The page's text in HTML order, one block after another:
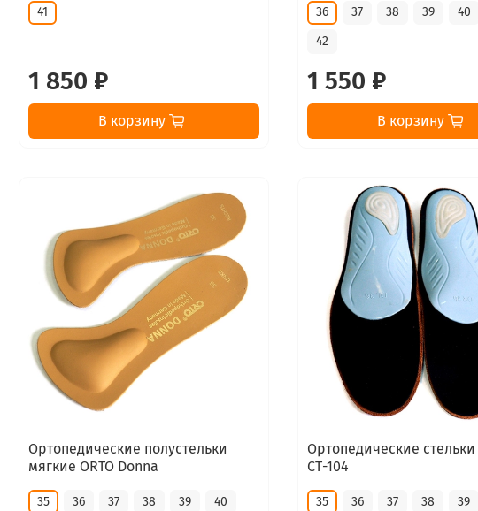
41
1 850 ₽
В корзину
36 37 38 39 40
42
1 550 ₽
В корзину
Ортопедические полустельки
мягкие ORTO Donna
35 36 37 38 39 40
Ортопедические
СТ-104
35 36 37 38 39